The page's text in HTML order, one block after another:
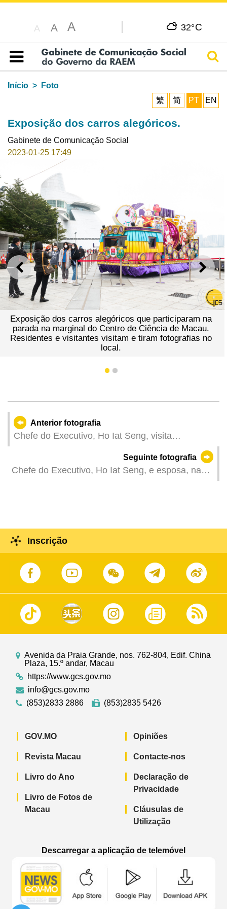
A A A 32°C
Índice
Início
Foto
繁
简 PT EN
Exposição dos carros alegóricos.
Gabinete de Comunicação Social
2023-01-25 17:49
ANTERIOR
Exposição dos carros alegóricos que participaram na
parada na marginal do Centro de Ciência de Macau.
Residentes e visitantes visitam e tiram fotografias no
local.
1 2
Anterior fotografia
Chefe do Executivo, Ho Iat Seng, visita
empresas integradas de turismo e lazer, durante
o Novo Ano Lunar.
Seguinte fotografia
Chefe do Executivo, Ho Iat Seng, e esposa, na
Inscrição
Avenida da Praia Grande, nos. 762-804, Edif. China
Plaza, 15.º andar, Macau
https://www.gcs.gov.mo
info@gcs.gov.mo
(853)2833 2886
(853)2835 5426
GOV.MO
Revista Macau
Livro do Ano
Livro de Fotos de
Macau
Opiniões
Contacte-nos
Declaração de
Privacidade
Cláusulas de
Utilização
Descarregar a aplicação de telemóvel